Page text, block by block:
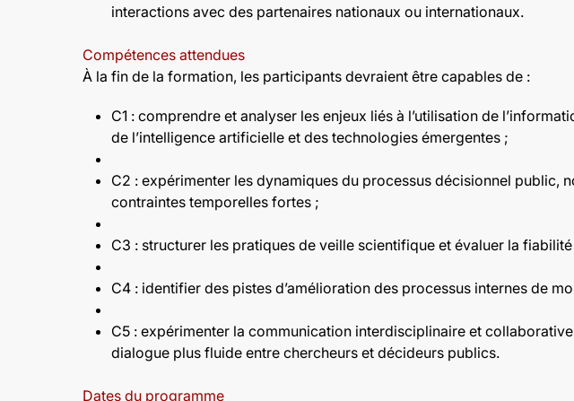
interactions avec des partenaires nationaux ou internationaux.
Compétences attendues
À la fin de la formation, les participants devraient être capables de :
C1 : comprendre et analyser les enjeux liés à l’utilisation de
de l’intelligence artificielle et des technologies émergentes ;
C2 : expérimenter les dynamiques du processus décisionnel public,
contraintes temporelles fortes ;
C3 : structurer les pratiques de veille scientifique et évaluer la
C4 : identifier des pistes d’amélioration des processus internes de
C5 : expérimenter la communication interdisciplinaire et
dialogue plus fluide entre chercheurs et décideurs publics.
Dates du programme